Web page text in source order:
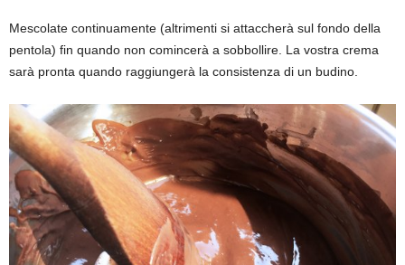
Mescolate continuamente (altrimenti si attaccherà sul fondo della
pentola) fin quando non comincerà a sobbollire. La vostra crema
sarà pronta quando raggiungerà la consistenza di un budino.